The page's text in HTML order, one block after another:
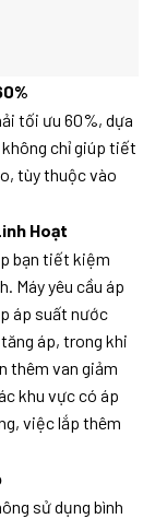
tối ưu 60%, dựa
chỉ giúp tiết
tùy thuộc vào
Hoạt
bạn tiết kiệm
Máy yêu cầu áp
áp suất nước
áp, trong khi
thêm van giảm
khu vực có áp
việc lắp thêm
sử dụng bình